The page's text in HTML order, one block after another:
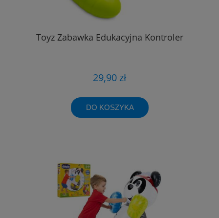
Toyz Zabawka Edukacyjna Kontroler
29,90 zł
DO KOSZYKA